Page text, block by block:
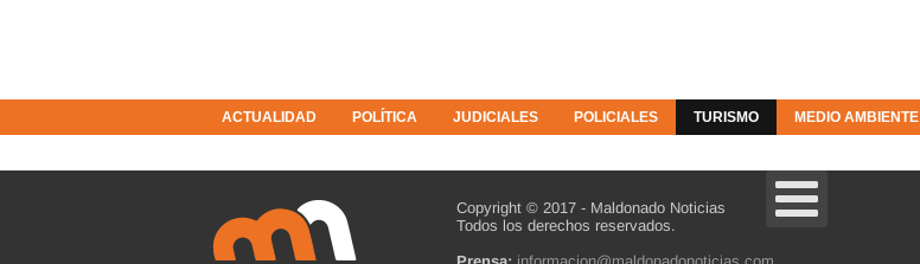
ACTUALIDAD POLÍTICA JUDICIALES POLICIALES TURISMO MEDIO AMBIENTE
Copyright © 2017 - Maldonado Noticias
Todos los derechos reservados.